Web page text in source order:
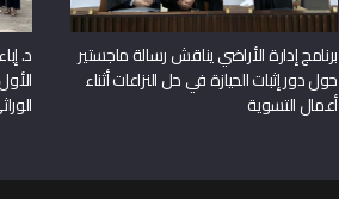
برنامج إدارة الأراضي يناقش رسالة ماجستير
حول دور إثبات الحيازة في حل النزاعات أثناء
أعمال التسوية
د.